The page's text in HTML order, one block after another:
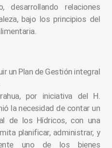
desarrollando relaciones
bajo los principios del
un Plan de Gestión integral
por iniciativa del H.
la necesidad de contar un
de los Hídricos, con una
planificar, administrar, y
uno de los bienes